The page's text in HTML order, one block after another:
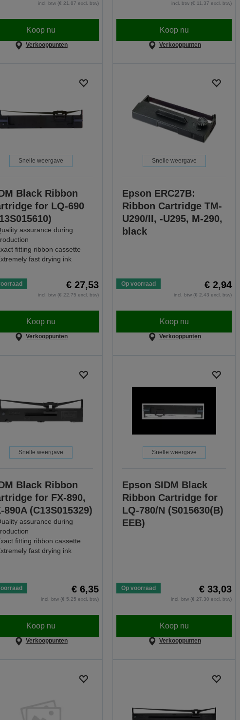
incl. btw (€ 21,87 excl. btw)
Koop nu
Verkooppunten
incl. btw (€ 11,37 excl. btw)
Koop nu
Verkooppunten
Snelle weergave
Black Ribbon
for LQ-690
assurance during
fitting ribbon cassette
fast drying ink
€ 27,53
incl. btw (€ 22,75 excl. btw)
Koop nu
Verkooppunten
Snelle weergave
Epson ERC27B:
Ribbon Cartridge TM-
U290/II, -U295, M-290,
black
Op voorraad € 2,94
incl. btw (€ 2,43 excl. btw)
Koop nu
Verkooppunten
Snelle weergave
Black Ribbon
for FX-890,
890A (C13S015329)
assurance during
fitting ribbon cassette
fast drying ink
€ 6,35
incl. btw (€ 5,25 excl. btw)
Koop nu
Verkooppunten
Snelle weergave
Epson SIDM Black
Ribbon Cartridge for
LQ-780/N (S015630(B)
EEB)
Op voorraad € 33,03
incl. btw (€ 27,30 excl. btw)
Koop nu
Verkooppunten